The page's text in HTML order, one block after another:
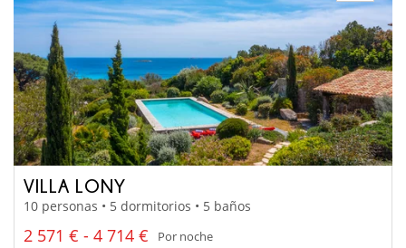
VILLA LONY
10 personas • 5 dormitorios • 5 baños
2 571 € - 4 714 €
Por noche